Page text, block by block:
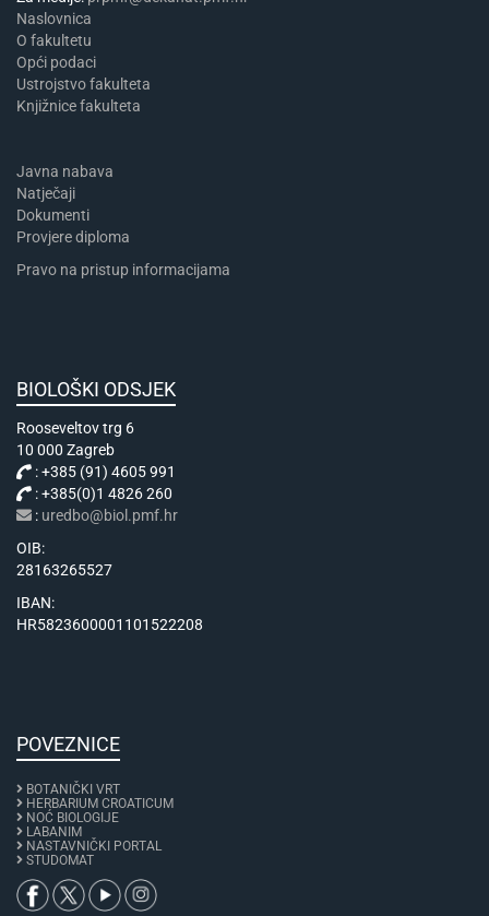
Naslovnica
​​​O fakultetu
Opći podaci
Ustrojstvo fakulteta
Knjižnice fakulteta
Javna nabava
Natječaji
Dokumenti
Provjere diploma
Pravo na pristup informacijama
BIOLOŠKI ODSJEK
Rooseveltov trg 6
10 000 Zagreb
: +385 (91) 4605 991
: +385(0)1 4826 260
: uredbo@biol.pmf.hr
OIB:
28163265527
IBAN:
HR5823600001101522208
POVEZNICE
BOTANIČKI VRT
HERBARIUM CROATICUM
NOĆ BIOLOGIJE
LABANIM
NASTAVNIČKI PORTAL
STUDOMAT